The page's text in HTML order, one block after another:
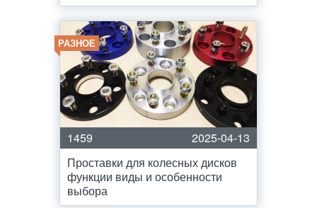
РАЗНОЕ
1459
2025-04-13
Проставки для колесных дисков
функции виды и особенности
выбора